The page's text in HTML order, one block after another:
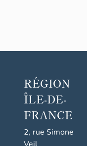
RÉGION
ÎLE-DE-
FRANCE
2, rue Simone